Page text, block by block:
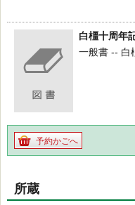
白橿十周年
一般書 -- 白
予約かごへ
所蔵